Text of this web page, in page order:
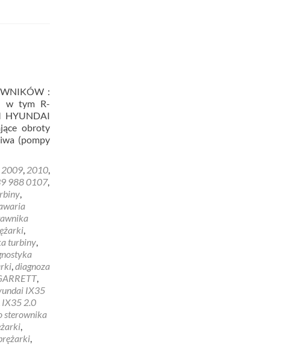
:
w tym R-
HYUNDAI
obroty
(pompy
2009, 2010,
988 0107,
,
,
turbiny,
,diagnoza
,
IX35
IX35 2.0
sterownika
,
,